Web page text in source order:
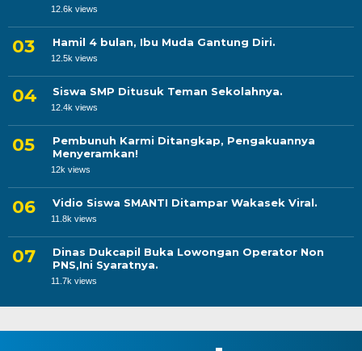
12.6k views
Hamil 4 bulan, Ibu Muda Gantung Diri.
12.5k views
Siswa SMP Ditusuk Teman Sekolahnya.
12.4k views
Pembunuh Karmi Ditangkap, Pengakuannya
Menyeramkan!
12k views
Vidio Siswa SMANTI Ditampar Wakasek Viral.
11.8k views
Dinas Dukcapil Buka Lowongan Operator Non
PNS,Ini Syaratnya.
11.7k views